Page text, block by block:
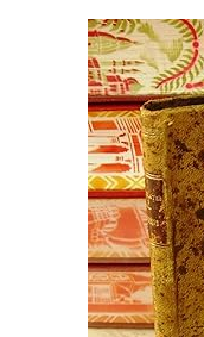
Rare Books
Art & Collectibles
Textbooks
Start Selling